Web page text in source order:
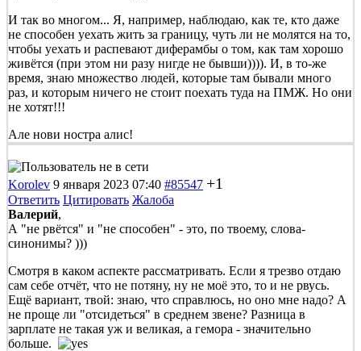
И так во многом... Я, например, наблюдаю, как те, кто даже
не способен уехать жить за границу, чуть ли не молятся на то,
чтобы уехать и распевают диферамбы о том, как там хорошо
живётся (при этом ни разу нигде не бывши)))). И, в то-же
время, знаю множество людей, которые там бывали много
раз, и которым ничего не стоит поехать туда на ПМЖ. Но они
не хотят!!!
Але нови ностра алис!
Korolev 9 января 2023 07:40 #85547 +1
Ответить Цитировать Жалоба
Валерий,
А "не рвётся" и "не способен" - это, по твоему, слова-
синонимы? )))
Смотря в каком аспекте рассматривать. Если я трезво отдаю
сам себе отчёт, что не потяну, ну не моё это, то и не рвусь.
Ещё вариант, твой: знаю, что справлюсь, но оно мне надо? А
не проще ли "отсидеться" в среднем звене? Разница в
зарплате не такая уж и великая, а гемора - значительно
больше.